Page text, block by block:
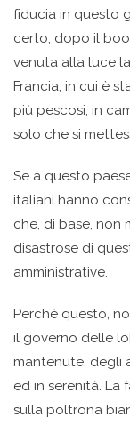
fiducia in questo
certo, dopo il
venuta alla luce
Francia, in cui è
più pescosi, in
solo che si
Se a questo
italiani hanno
che, di base, non
disastrose di
amministrative.
Perché questo,
il governo delle
mantenute, degli
ed in serenità. La
sulla poltrona